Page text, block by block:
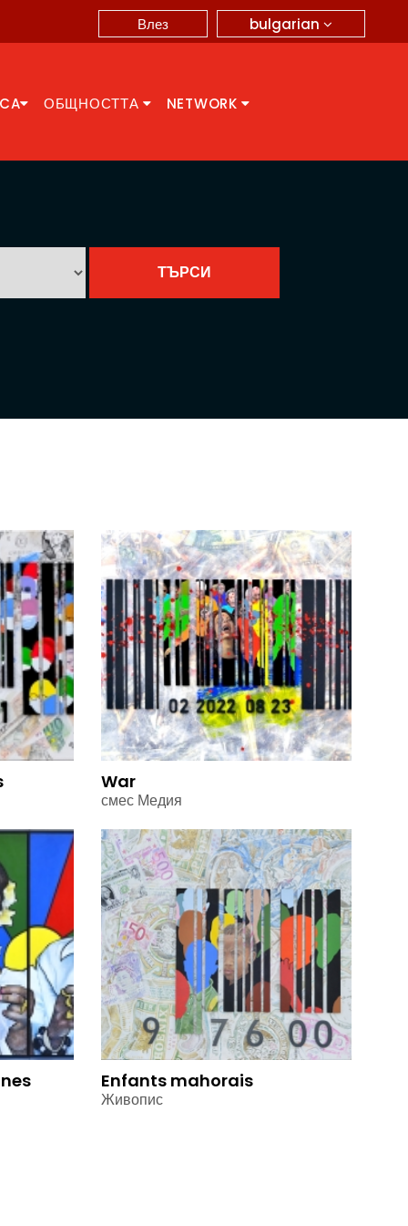
bulgarian
Влез
ОБЩНОСТТА NETWORK
War
смес Медия
Enfants mahorais
Живопис